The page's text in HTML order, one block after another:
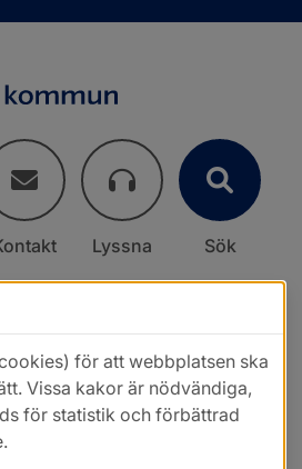
Lyssna Sök
för att webbplatsen ska
Vissa kakor är nödvändiga,
för statistik och förbättrad